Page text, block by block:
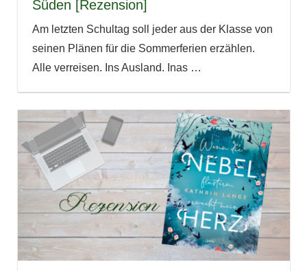
Süden [Rezension]
Am letzten Schultag soll jeder aus der Klasse von
seinen Plänen für die Sommerferien erzählen.
Alle verreisen. Ins Ausland. Inas …